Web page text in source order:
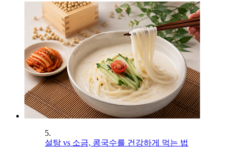
5.
설탕 vs 소금, 콩국수를 건강하게 먹는 법